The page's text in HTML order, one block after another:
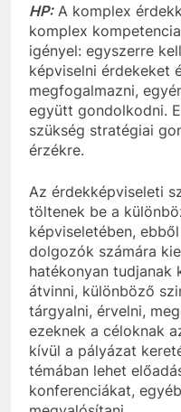
HP:A komplex
komplex
igényel: egyszerre
képviselni érdekeket
megfogalmazni,
együtt gondolkodni.
szükség stratégiai
érzékre.
Az érdekképviseleti
töltenek be a
képviseletében,
dolgozók számára
hatékonyan tudjanak
átvinni, különböző
tárgyalni, érvelni,
ezeknek a céloknak
kívül a pályázat
témában lehet
konferenciákat,